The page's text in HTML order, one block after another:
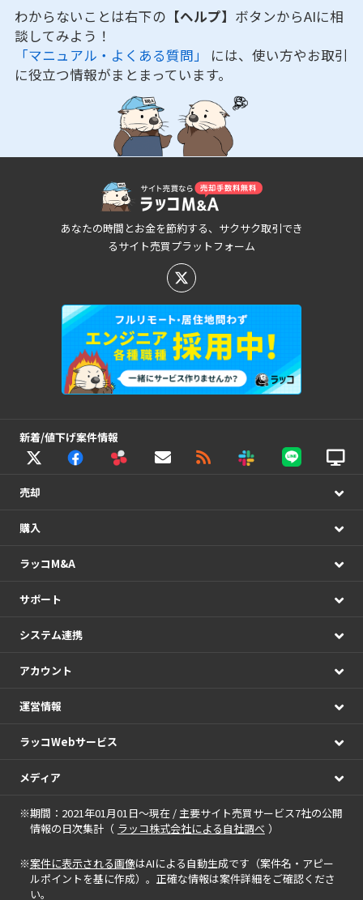
わからないことは右下の 【ヘルプ】 ボタンからAIに相
談してみよう！
「マニュアル・よくある質問」 には、使い方やお取引
に役立つ情報がまとまっています。
あなたの時間とお金を節約する、サクサク取引でき
るサイト売買プラットフォーム
新着/値下げ案件情報
売却
購入
ラッコM&A
サポート
システム連携
アカウント
運営情報
ラッコWebサービス
メディア
※期間：2021年01月01日～現在 / 主要サイト売買サービス7社の公開
情報の日次集計（ ラッコ株式会社による自社調べ ）
※案件に表示される画像はAIによる自動生成です（案件名・アピー
ルポイントを基に作成）。正確な情報は案件詳細をご確認くださ
い。